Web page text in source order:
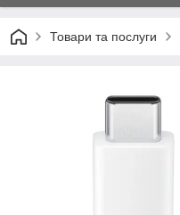
Товари та послуги